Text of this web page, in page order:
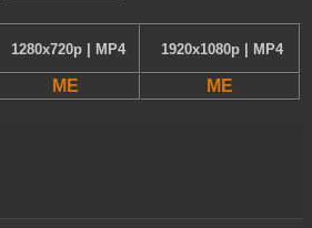
1280x720p | MP4 1920x1080p | MP4
ME ME